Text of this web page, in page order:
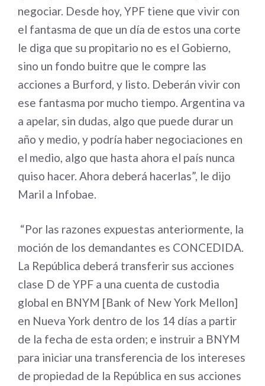
negociar. Desde hoy, YPF tiene que vivir con
el fantasma de que un día de estos una corte
le diga que su propitario no es el Gobierno,
sino un fondo buitre que le compre las
acciones a Burford, y listo. Deberán vivir con
ese fantasma por mucho tiempo. Argentina va
a apelar, sin dudas, algo que puede durar un
año y medio, y podría haber negociaciones en
el medio, algo que hasta ahora el país nunca
quiso hacer. Ahora deberá hacerlas”, le dijo
Maril a Infobae.
“Por las razones expuestas anteriormente, la
moción de los demandantes es CONCEDIDA.
La República deberá transferir sus acciones
clase D de YPF a una cuenta de custodia
global en BNYM [Bank of New York Mellon]
en Nueva York dentro de los 14 días a partir
de la fecha de esta orden; e instruir a BNYM
para iniciar una transferencia de los intereses
de propiedad de la República en sus acciones